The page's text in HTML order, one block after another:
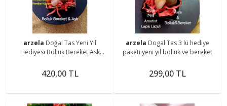
arzela Doğal Tas Yeni Yil
Hediyesi Bolluk Bereket Ask
420,00 TL
arzela Dogal Tas 3 lü hediye
paketi yeni yil bolluk ve bereket
299,00 TL